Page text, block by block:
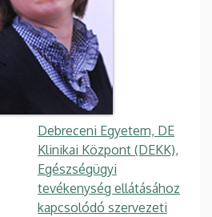
Debreceni Egyetem, DE
Klinikai Központ (DEKK),
Egészségügyi
tevékenység ellátásához
kapcsolódó szervezeti